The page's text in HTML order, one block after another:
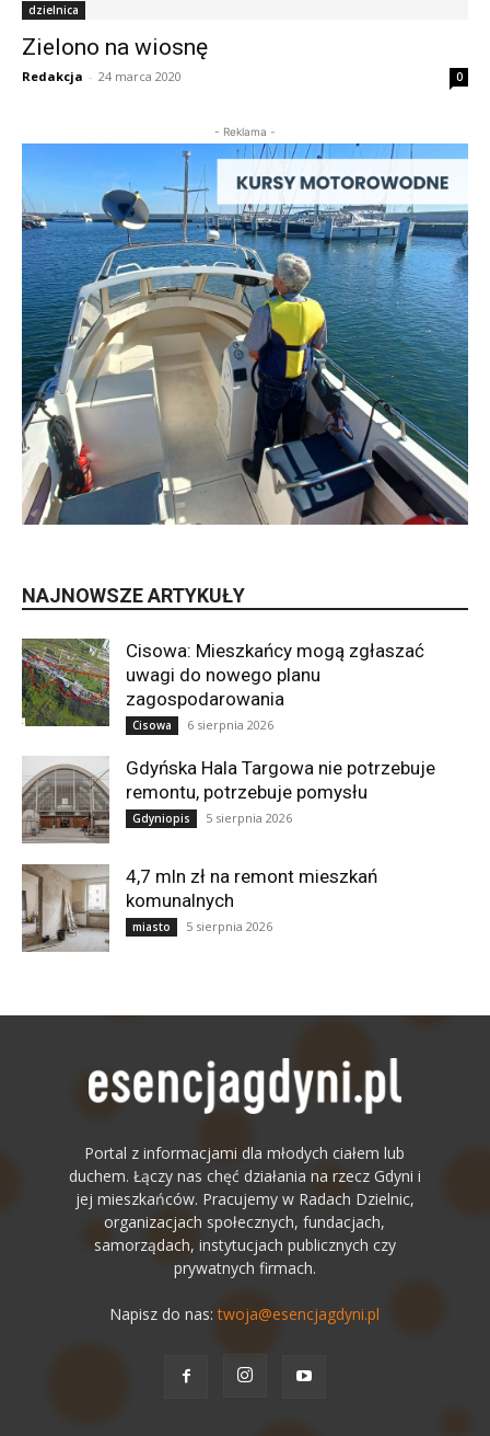
dzielnica
Zielono na wiosnę
Redakcja - 24 marca 2020 0
- Reklama -
NAJNOWSZE ARTYKUŁY
Cisowa: Mieszkańcy mogą zgłaszać
uwagi do nowego planu
zagospodarowania
Cisowa 6 sierpnia 2026
Gdyńska Hala Targowa nie potrzebuje
remontu, potrzebuje pomysłu
Gdyniopis 5 sierpnia 2026
4,7 mln zł na remont mieszkań
komunalnych
miasto 5 sierpnia 2026
Portal z informacjami dla młodych ciałem lub
duchem. Łączy nas chęć działania na rzecz Gdyni i
jej mieszkańców. Pracujemy w Radach Dzielnic,
organizacjach społecznych, fundacjach,
samorządach, instytucjach publicznych czy
prywatnych firmach.
Napisz do nas:twoja@esencjagdyni.pl